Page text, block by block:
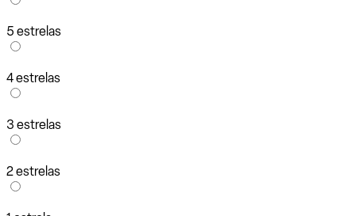
5 estrelas
4 estrelas
3 estrelas
2 estrelas